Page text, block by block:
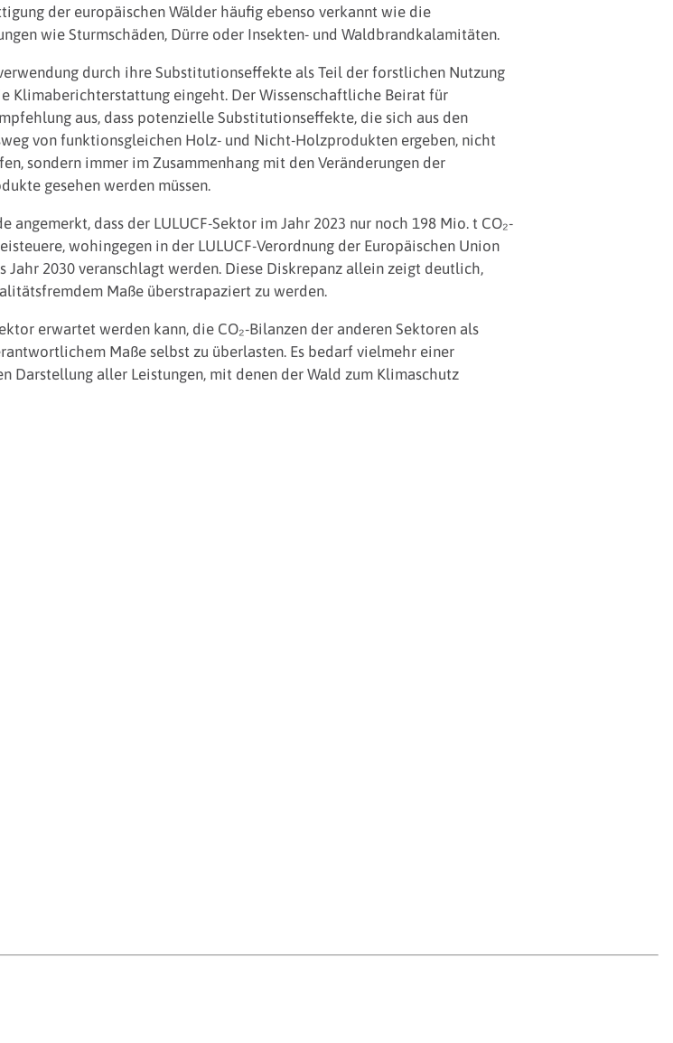
der europäischen Wälder häufig ebenso verkannt wie die
wie Sturmschäden, Dürre oder Insekten- und Waldbrandkalamitäten.
durch ihre Substitutionseffekte als Teil der forstlichen Nutzung
Klimaberichterstattung eingeht. Der Wissenschaftliche Beirat für
aus, dass potenzielle Substitutionseffekte, die sich aus den
von funktionsgleichen Holz- und Nicht-Holzprodukten ergeben, nicht
sondern immer im Zusammenhang mit den Veränderungen der
gesehen werden müssen.
dass der LULUCF-Sektor im Jahr 2023 nur noch 198 Mio. t CO₂-
wohingegen in der LULUCF-Verordnung der Europäischen Union
Jahr 2030 veranschlagt werden. Diese Diskrepanz allein zeigt deutlich,
Maße überstrapaziert zu werden.
erwartet werden kann, die CO₂-Bilanzen der anderen Sektoren als
Maße selbst zu überlasten. Es bedarf vielmehr einer
Darstellung aller Leistungen, mit denen der Wald zum Klimaschutz